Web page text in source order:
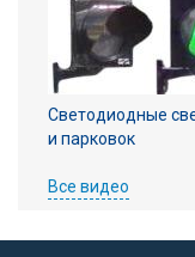
Светодиодные
и парковок
Все видео